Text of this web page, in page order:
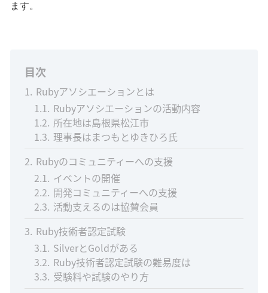
ます。
目次
1 Rubyアソシエーションとは
1.1 Rubyアソシエーションの活動内容
1.2 所在地は島根県松江市
1.3 理事長はまつもとゆきひろ氏
2 Rubyのコミュニティーへの支援
2.1 イベントの開催
2.2 開発コミュニティーへの支援
2.3 活動支えるのは協賛会員
3 Ruby技術者認定試験
3.1 SilverとGoldがある
3.2 Ruby技術者認定試験の難易度は
3.3 受験料や試験のやり方